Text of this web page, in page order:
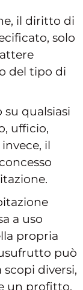
il diritto di
solo
del tipo di
su qualsiasi
ufficio,
il
a uso
propria
può
diversi,
un profitto.